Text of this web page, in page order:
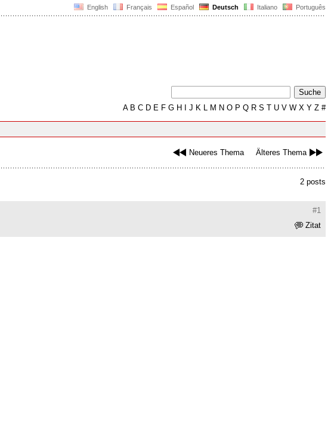
English Français Español Deutsch Italiano Português
AB C D E F G H J K L M N O P Q R S T U V W X Y Z #
Neueres Thema Älteres Thema
2 posts
#1
Zitat